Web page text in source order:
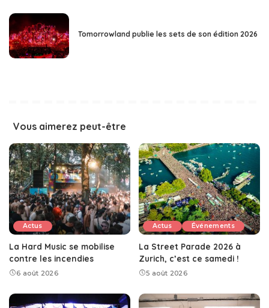
Tomorrowland publie les sets de son édition 2026
Vous aimerez peut-être
Actus
La Hard Music se mobilise
contre les incendies
6 août 2026
Actus Événements
La Street Parade 2026 à
Zurich, c’est ce samedi !
5 août 2026